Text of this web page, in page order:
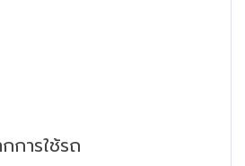
การใช้รถ